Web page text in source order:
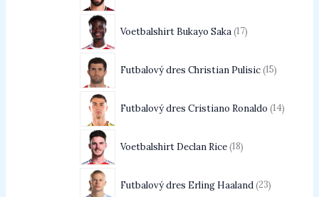
Voetbalshirt Bukayo Saka 17
Futbalový dres Christian Pulisic 15
Futbalový dres Cristiano Ronaldo 14
Voetbalshirt Declan Rice 18
Futbalový dres Erling Haaland 23